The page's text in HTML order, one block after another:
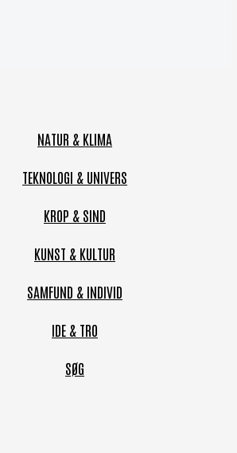
NATUR & KLIMA
TEKNOLOGI & UNIVERS
KROP & SIND
KUNST & KULTUR
SAMFUND & INDIVID
IDE & TRO
SØG